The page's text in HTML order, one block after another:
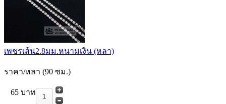
เพชรเส้น2.8มม.หนามเงิน (หลา)
ราคา/หลา (90 ซม.)
65 บาท